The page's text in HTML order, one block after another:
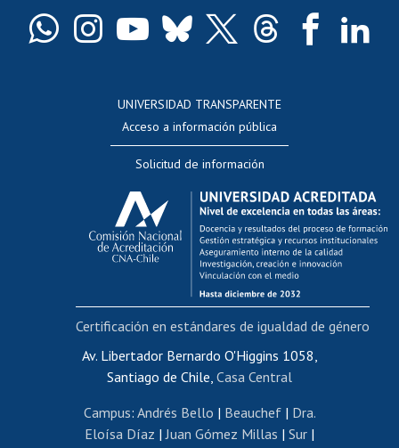
Docentes
Evaluación docente
Calificación académica
Postulación al AUCAI
Funcionarias/os
Cursos internos de capacitación
Bienestar del personal
Portal de movilidad interna
Certificado de renta
Certificado de renta honorarios
Editar páginas blancas
UNIVERSIDAD TRANSPARENTE
Acceso a información pública
Solicitud de información
Av. Libertador Bernardo O'Higgins 1058,
Santiago de Chile, Casa Central
Campus: Andrés Bello | Beauchef| Dra.
Eloísa Díaz | Juan Gómez Millas | Sur |
Certificación en estándares de igualdad de género